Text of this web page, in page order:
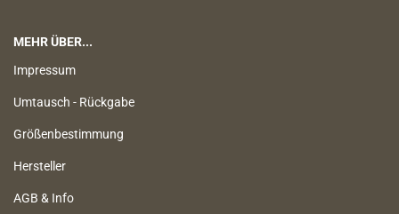
MEHR ÜBER...
Impressum
Umtausch - Rückgabe
Größenbestimmung
Hersteller
AGB & Info